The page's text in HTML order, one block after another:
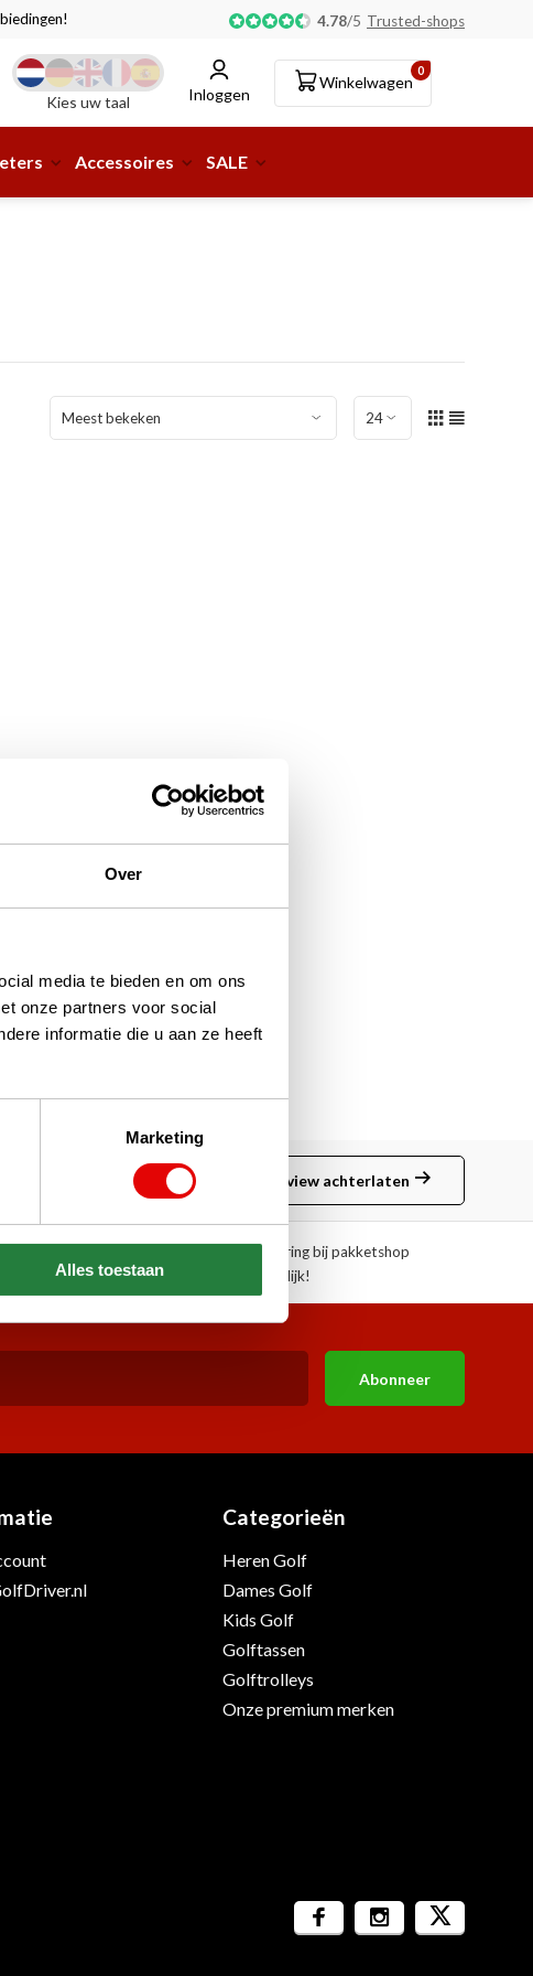
Over
media te bieden en om ons
onze partners voor social
informatie die u aan ze heeft
Marketing
Alles toestaan
Afhalen of aflevering bij pakketshop mogelijk!
4.78/5 Trusted-shops
Kies uw taal
Inloggen
0
Winkelwagen
Accessoires SALE
Review achterlaten
Afhalen of aflevering bij pakketshop
mogelijk!
Abonneer
Categorieën
Heren Golf
Dames Golf
Kids Golf
Golftassen
Golftrolleys
Onze premium merken